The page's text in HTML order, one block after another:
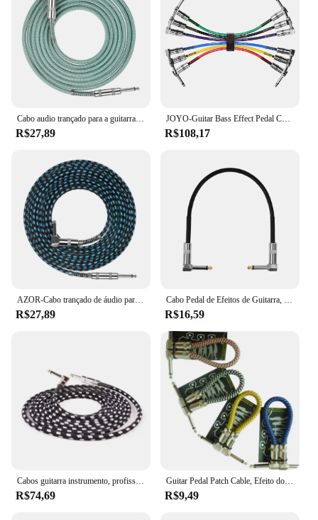
R$27,89
JOYO-Guitar Bass Effect Pedal Cable, baixo ruído blindado, Patch Cable com 1/4 "conector de ângulo direito, CM-11, 6 pcs por lote
R$108,17
R$27,89 R$16,59
R$74,69
Guitar Pedal Patch Cable, Efeito do pedal, Efeitos do pedal, Cabo de fio
R$9,49